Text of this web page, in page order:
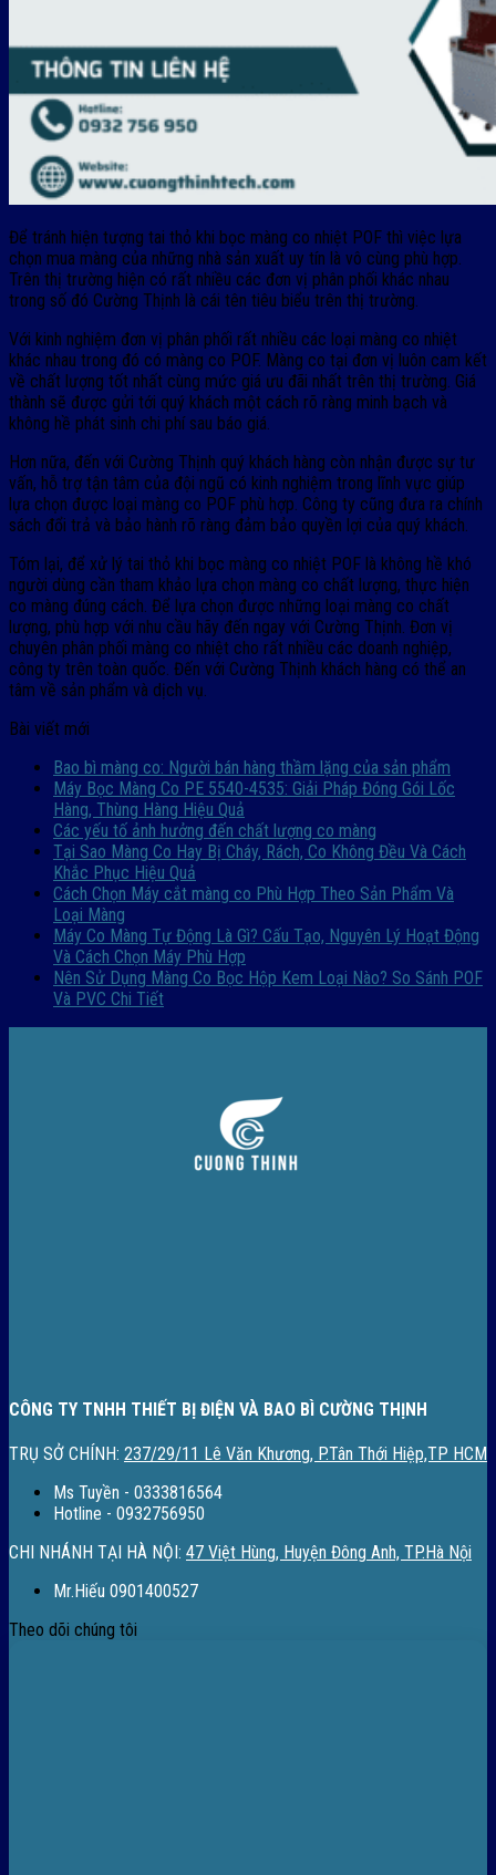
Để tránh hiện tượng tai thỏ khi bọc màng co nhiệt POF thì việc lựa
chọn mua màng của những nhà sản xuất uy tín là vô cùng phù hợp.
Trên thị trường hiện có rất nhiều các đơn vị phân phối khác nhau
trong số đó Cường Thịnh là cái tên tiêu biểu trên thị trường.
Với kinh nghiệm đơn vị phân phối rất nhiều các loại màng co nhiệt
khác nhau trong đó có màng co POF. Màng co tại đơn vị luôn cam kết
về chất lượng tốt nhất cùng mức giá ưu đãi nhất trên thị trường. Giá
thành sẽ được gửi tới quý khách một cách rõ ràng minh bạch và
không hề phát sinh chi phí sau báo giá.
Hơn nữa, đến với Cường Thịnh quý khách hàng còn nhận được sự tư
vấn, hỗ trợ tận tâm của đội ngũ có kinh nghiệm trong lĩnh vực giúp
lựa chọn được loại màng co POF phù hợp. Công ty cũng đưa ra chính
sách đổi trả và bảo hành rõ ràng đảm bảo quyền lợi của quý khách.
Tóm lại, để xử lý tai thỏ khi bọc màng co nhiệt POF là không hề khó
người dùng cần tham khảo lựa chọn màng co chất lượng, thực hiện
co màng đúng cách. Để lựa chọn được những loại màng co chất
lượng, phù hợp với nhu cầu hãy đến ngay với Cường Thịnh. Đơn vị
chuyên phân phối màng co nhiệt cho rất nhiều các doanh nghiệp,
công ty trên toàn quốc. Đến với Cường Thịnh khách hàng có thể an
tâm về sản phẩm và dịch vụ.
Bài viết mới
Bao bì màng co: Người bán hàng thầm lặng của sản phẩm
Máy Bọc Màng Co PE 5540-4535: Giải Pháp Đóng Gói Lốc
Hàng, Thùng Hàng Hiệu Quả
Các yếu tố ảnh hưởng đến chất lượng co màng
Tại Sao Màng Co Hay Bị Cháy, Rách, Co Không Đều Và Cách
Khắc Phục Hiệu Quả
Cách Chọn Máy cắt màng co Phù Hợp Theo Sản Phẩm Và
Loại Màng
Máy Co Màng Tự Động Là Gì? Cấu Tạo, Nguyên Lý Hoạt Động
Và Cách Chọn Máy Phù Hợp
Nên Sử Dụng Màng Co Bọc Hộp Kem Loại Nào? So Sánh POF
Và PVC Chi Tiết
CÔNG TY TNHH THIẾT BỊ ĐIỆN VÀ BAO BÌ CƯỜNG THỊNH
TRỤ SỞ CHÍNH: 237/29/11 Lê Văn Khương, P.Tân Thới Hiệp,TP HCM
Ms Tuyền - 0333816564
Hotline - 0932756950
CHI NHÁNH TẠI HÀ NỘI: 47 Việt Hùng, Huyện Đông Anh, TP.Hà Nội
Mr.Hiếu 0901400527
Theo dõi chúng tôi